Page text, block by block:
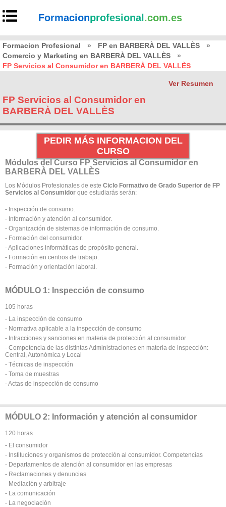
Formacionprofesional .com.es
Formacion Profesional » FP en BARBERÀ DEL VALLÈS
»
Comercio y Marketing en BARBERÀ DEL VALLÈS
»
FP Servicios al Consumidor en BARBERÀ DEL VALLÈS
Ver Resumen
FP Servicios al Consumidor en
BARBERÀ DEL VALLÈS
PEDIR MÁS INFORMACION DEL
CURSO
Módulos del Curso FP Servicios al Consumidor en
BARBERÀ DEL VALLÈS
Los Módulos Profesionales de este Ciclo Formativo de Grado Superior de FP
Servicios al Consumidor que estudiarás serán:
- Inspección de consumo.
- Información y atención al consumidor.
- Organización de sistemas de información de consumo.
- Formación del consumidor.
- Aplicaciones informáticas de propósito general.
- Formación en centros de trabajo.
- Formación y orientación laboral.
MÓDULO 1: Inspección de consumo
105 horas
- La inspección de consumo
- Normativa aplicable a la inspección de consumo
- Infracciones y sanciones en materia de protección al consumidor
- Competencia de las distintas Administraciones en materia de inspección:
Central, Autonómica y Local
- Técnicas de inspección
- Toma de muestras
- Actas de inspección de consumo
MÓDULO 2: Información y atención al consumidor
120 horas
- El consumidor
- Instituciones y organismos de protección al consumidor. Competencias
- Departamentos de atención al consumidor en las empresas
- Reclamaciones y denuncias
- Mediación y arbitraje
- La comunicación
- La negociación